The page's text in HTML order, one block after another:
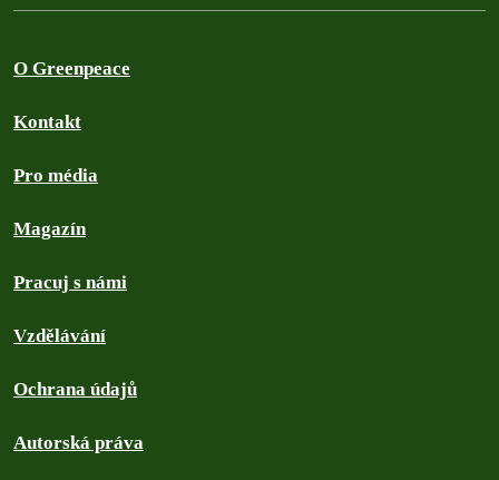
O Greenpeace
Kontakt
Pro média
Magazín
Pracuj s námi
Vzdělávání
Ochrana údajů
Autorská práva